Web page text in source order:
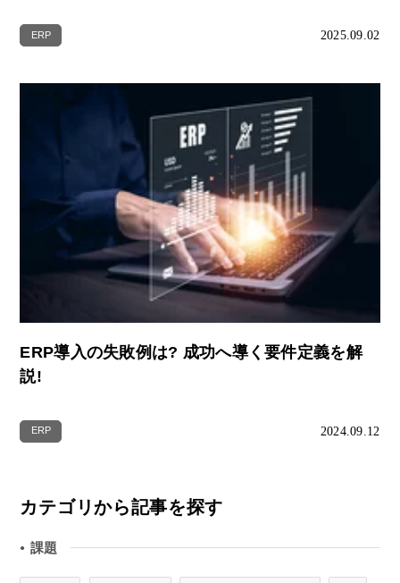
ERP 2025.09.02
ERP導入の失敗例は? 成功へ導く要件定義を解
説!
ERP 2024.09.12
カテゴリから記事を探す
● 課題